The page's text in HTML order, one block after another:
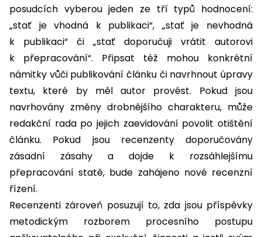
posudcích vyberou jeden ze tří typů hodnocení:
„stať je vhodná k publikaci“, „stať je nevhodná
k publikaci“ či „stať doporučuji vrátit autorovi
k přepracování“. Připsat též mohou konkrétní
námitky vůči publikování článku či navrhnout úpravy
textu, které by měl autor provést. Pokud jsou
navrhovány změny drobnějšího charakteru, může
redakční rada po jejich zaevidování povolit otištění
článku. Pokud jsou recenzenty doporučovány
zásadní zásahy a dojde k rozsáhlejšímu
přepracování statě, bude zahájeno nové recenzní
řízení.
Recenzenti zároveň posuzují to, zda jsou příspěvky
metodickým rozborem procesního postupu